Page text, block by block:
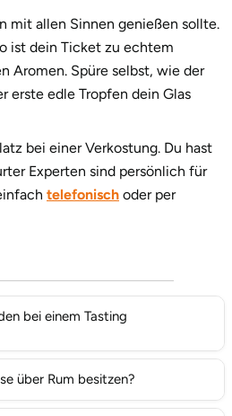
mit allen Sinnen genießen sollte.
ist dein Ticket zu echtem
Aromen. Spüre selbst, wie der
erste edle Tropfen dein Glas
bei einer Verkostung. Du hast
Experten sind persönlich für
telefonisch oder per
bei einem Tasting
über Rum besitzen?